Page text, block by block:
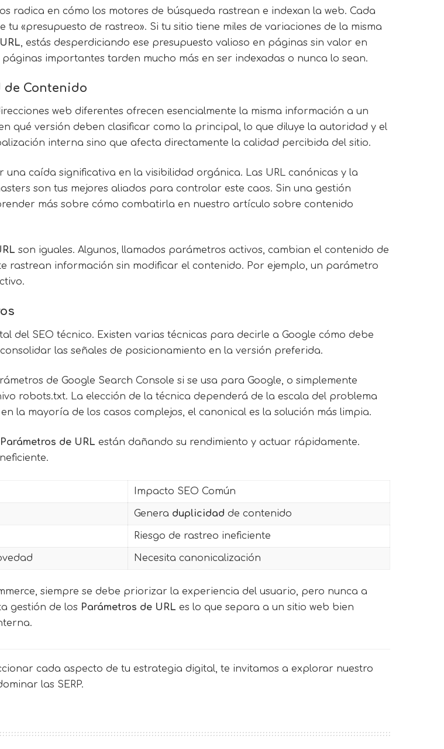
radica en cómo los motores de búsqueda rastrean e indexan la web. Cada
«presupuesto de rastreo». Si tu sitio tiene miles de variaciones de la misma
, estás desperdiciando ese presupuesto valioso en páginas sin valor en
importantes tarden mucho más en ser indexadas o nunca lo sean.
de Contenido
web diferentes ofrecen esencialmente la misma información a un
qué versión deben clasificar como la principal, lo que diluye la autoridad y el
interna sino que afecta directamente la calidad percibida del sitio.
caída significativa en la visibilidad orgánica. Las URL canónicas y la
son tus mejores aliados para controlar este caos. Sin una gestión
más sobre cómo combatirla en nuestro artículo sobre contenido
son iguales. Algunos, llamados parámetros activos, cambian el contenido de
rastrean información sin modificar el contenido. Por ejemplo, un parámetro
del SEO técnico. Existen varias técnicas para decirle a Google cómo debe
las señales de posicionamiento en la versión preferida.
de Google Search Console si se usa para Google, o simplemente
robots.txt. La elección de la técnica dependerá de la escala del problema
la mayoría de los casos complejos, el canonical es la solución más limpia.
Parámetros de URL están dañando su rendimiento y actuar rápidamente.
Impacto SEO Común
Genera duplicidad de contenido
Riesgo de rastreo ineficiente
Necesita canonicalización
siempre se debe priorizar la experiencia del usuario, pero nunca a
gestión de los Parámetros de URL es lo que separa a un sitio web bien
cada aspecto de tu estrategia digital, te invitamos a explorar nuestro
las SERP.